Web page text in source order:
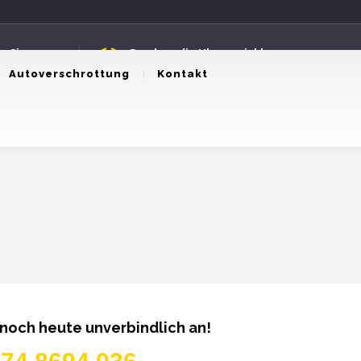
Rund um die Uhr erreichbar
24 Stunden Service
Sie uns an
Autoverschrottung Kontakt
noch heute unverbindlich an!